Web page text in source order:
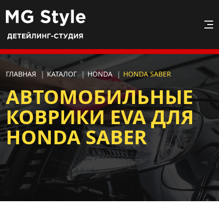
ГЛАВНАЯ | КАТАЛОГ | HONDA | HONDA SABER
АВТОМОБИЛЬНЫЕ
КОВРИКИ EVA ДЛЯ
HONDA SABER